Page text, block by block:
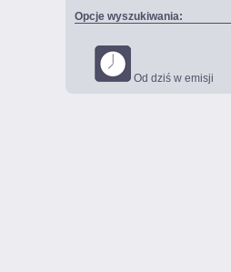
Opcje wyszukiwania:
Od dziś w emisji